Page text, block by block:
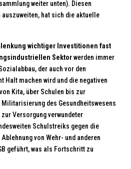
weiter unten). Diesen
hat sich die aktuelle
wichtiger Investitionen fast
Sektorwerden immer
der auch vor den
Halt machen wird und die negativen
Kita, über Schulen bis zur
des Gesundheitswesens
Versorgung verwundeter
Schulstreiks gegen die
von Wehr- und anderen
geführt, was als Fortschritt zu